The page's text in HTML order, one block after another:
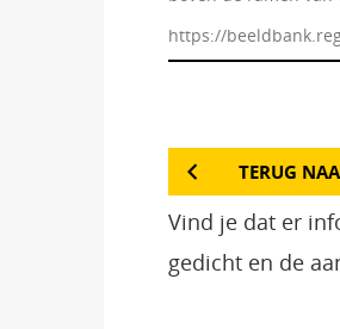
https://
TERUG
Vind je dat er
gedicht en de